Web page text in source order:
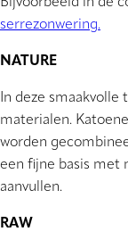
serrezonwering.
NATURE
In deze
materialen.
worden
een fijne basis met
aanvullen.
RAW